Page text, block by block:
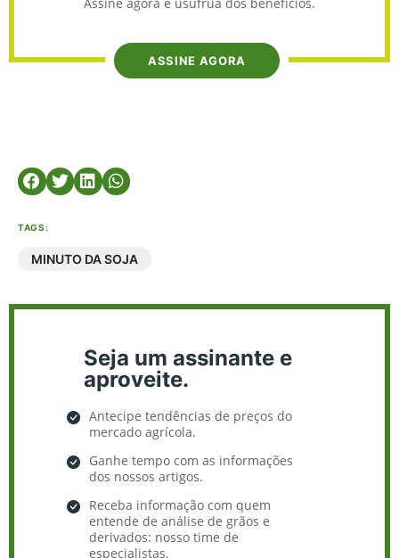
ASSINE AGORA
TAGS:
MINUTO DA SOJA
Seja um assinante e
aproveite.
Antecipe tendências de preços do
mercado agrícola.
Ganhe tempo com as informações
dos nossos artigos.
Receba informação com quem
entende de análise de grãos e
derivados: nosso time de
especialistas.